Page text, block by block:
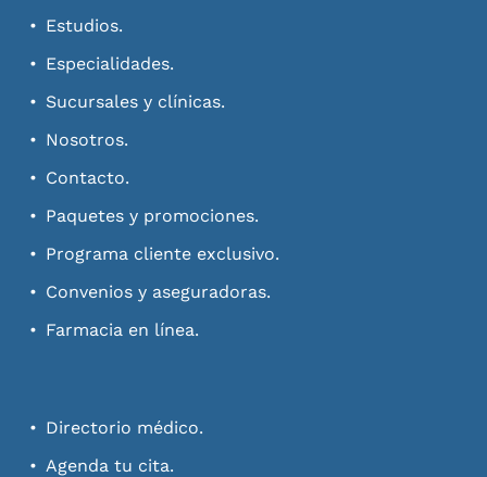
Estudios.
Especialidades.
Sucursales y clínicas.
Nosotros.
Contacto.
Paquetes y promociones.
Programa cliente exclusivo.
Convenios y aseguradoras.
Farmacia en línea.
Directorio médico.
Agenda tu cita.